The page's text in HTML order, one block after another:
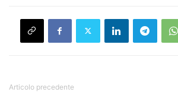
Articolo precedente